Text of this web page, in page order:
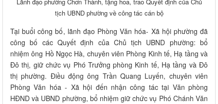
tịch UBND phường về công tác cán bộ
Tại buổi công bố, lãnh đạo Phòng Văn hóa- Xã hội phường đã
công bố các Quyết định của Chủ tịch UBND phường: bổ
nhiệm ông Hồ Ngọc Hà, chuyên viên Phòng Kinh tế, Hạ tầng và
Đô thị, giữ chức vụ Phó Trưởng phòng Kinh tế, Hạ tầng và Đô
thị phường. Điều động ông Trần Quang Luyến, chuyên viên
Phòng Văn hóa - Xã hội đến nhận công tác tại Văn phòng
HĐND và UBND phường, bổ nhiệm giữ chức vụ Phó Chánh Văn